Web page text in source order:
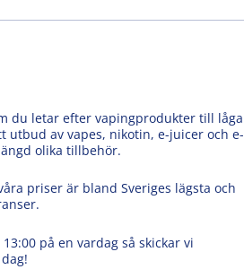
du letar efter vapingprodukter till låga
utbud av vapes, nikotin, e-juicer och e-
olika tillbehör.
priser är bland Sveriges lägsta och
på en vardag så skickar vi